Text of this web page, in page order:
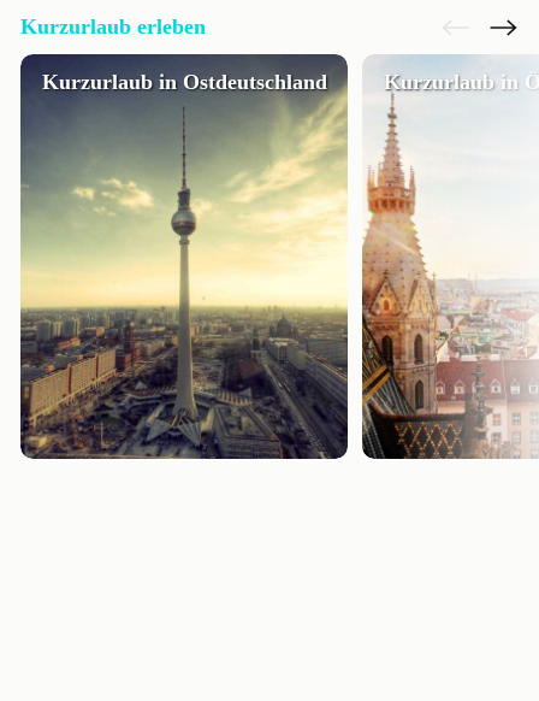
Kurzurlaub erleben
Kurzurlaub in Ostdeutschland Kurzurlaub in